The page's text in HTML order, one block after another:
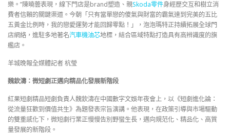
樂。”陳曉蕓表現，線下門店是brand塑造、親Skoda零件身經歷交互和樹立消
費者信賴的關鍵渠道。今朝「只有當單戀的傻氣與財富的霸氣達到完美的五比
五黃金比例時，我的戀愛運勢才能回歸零點！」，泡泡瑪特正持續拓展全球門
店網絡，進駐多地著名汽車機油芯地標，結合區域特點打造具有高辨識度的旗
艦店。
羊城晚報全媒體記者 杭瑩
魏欽濤：微短劇正邁向精品化發展新階段
紅果短劇精品短劇負責人魏欽濤在中國數字文娛年夜會上，以《短劇進化論：
從流量狂歡到價值共生》為題發表宗旨演講。他表現，在政策引導與市場驅動
的雙重感化下，微短劇行業正慢慢告別野蠻生長，邁向規范化、精品化、高質
量發展的新階段。